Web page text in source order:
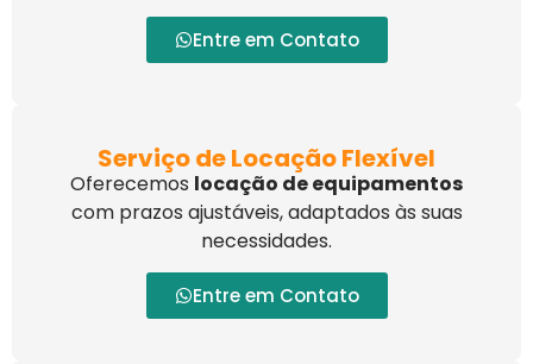
Entre em Contato
Serviço de Locação Flexível
Oferecemos locação de equipamentos
com prazos ajustáveis, adaptados às suas
necessidades.
Entre em Contato